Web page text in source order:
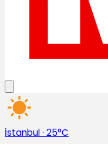
İstanbul· 25°C